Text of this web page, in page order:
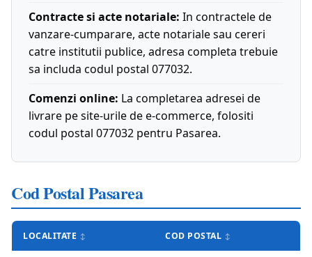
Contracte si acte notariale: In contractele de
vanzare-cumparare, acte notariale sau cereri
catre institutii publice, adresa completa trebuie
sa includa codul postal 077032.
Comenzi online: La completarea adresei de
livrare pe site-urile de e-commerce, folositi
codul postal 077032 pentru Pasarea.
Cod Postal Pasarea
LOCALITATE COD POSTAL